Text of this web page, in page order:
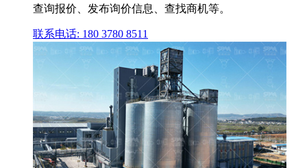
查询报价、发布询价信息、查找商机等。
联系电话: 180 3780 8511